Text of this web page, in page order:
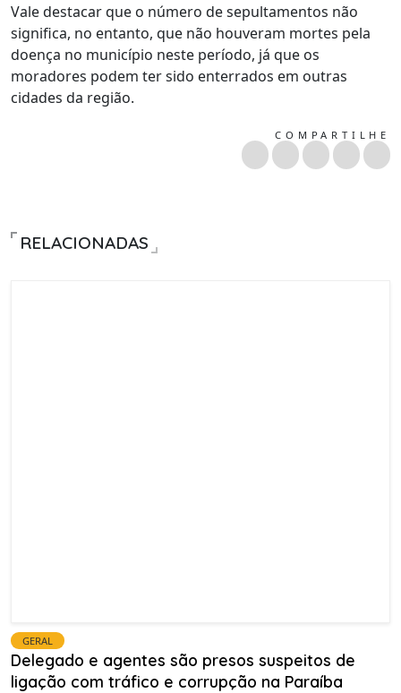
Vale destacar que o número de sepultamentos não
significa, no entanto, que não houveram mortes pela
doença no município neste período, já que os
moradores podem ter sido enterrados em outras
cidades da região.
COMPARTILHE
RELACIONADAS
GERAL
Delegado e agentes são presos suspeitos de
ligação com tráfico e corrupção na Paraíba